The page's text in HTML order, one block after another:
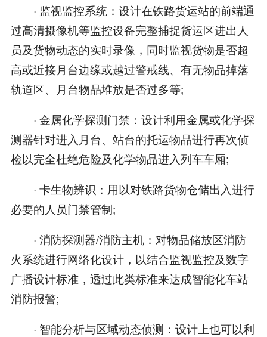
· 监视监控系统：设计在铁路货运站的前端通
过高清摄像机等监控设备完整捕捉货运区进出人
员及货物动态的实时录像，同时监视货物是否超
高或近接月台边缘或越过警戒线、有无物品掉落
轨道区、月台物品堆放是否过多等;
· 金属化学探测门禁：设计利用金属或化学探
测器针对进入月台、站台的托运物品进行再次侦
检以完全杜绝危险及化学物品进入列车车厢;
· 卡生物辨识：用以对铁路货物仓储出入进行
必要的人员门禁管制;
· 消防探测器/消防主机：对物品储放区消防
火系统进行网络化设计，以结合监视监控及数字
广播设计标准，透过此类标准来达成智能化车站
消防报警;
· 智能分析与区域动态侦测：设计上也可以利